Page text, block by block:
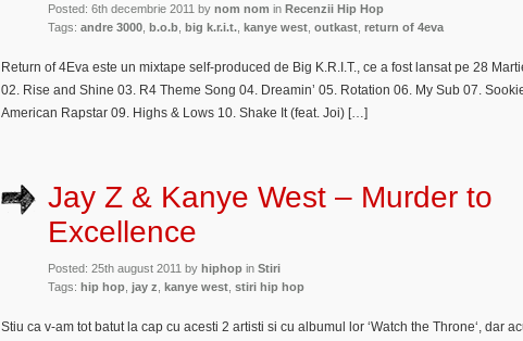
Posted: 6th decembrie 2011 by nom nom in Recenzii Hip Hop
Tags: andre 3000 b.o.b big k.r.i.t. kanye west outkast return of 4eva
Return of 4Eva este un mixtape self-produced de Big K.R.I.T., ce a fost lansat pe 28
02. Rise and Shine 03. R4 Theme Song 04. Dreamin’ 05. Rotation 06. My Sub 07.
American Rapstar 09. Highs & Lows 10. Shake It (feat. Joi) […]
Jay Z & Kanye West – Murder to
Excellence
Posted: 25th august 2011 by hiphop in Stiri
Tags: hip hop jay z kanye west stiri hip hop
Stiu ca v-am tot batut la cap cu acesti 2 artisti si cu albumul lor ‘Watch the Throne‘, dar